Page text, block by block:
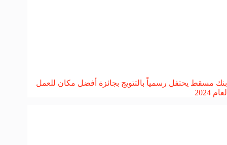
بنك مسقط يحتفل رسمياً بالتتويج بجائزة أفضل مكان للعمل
لعام 2024